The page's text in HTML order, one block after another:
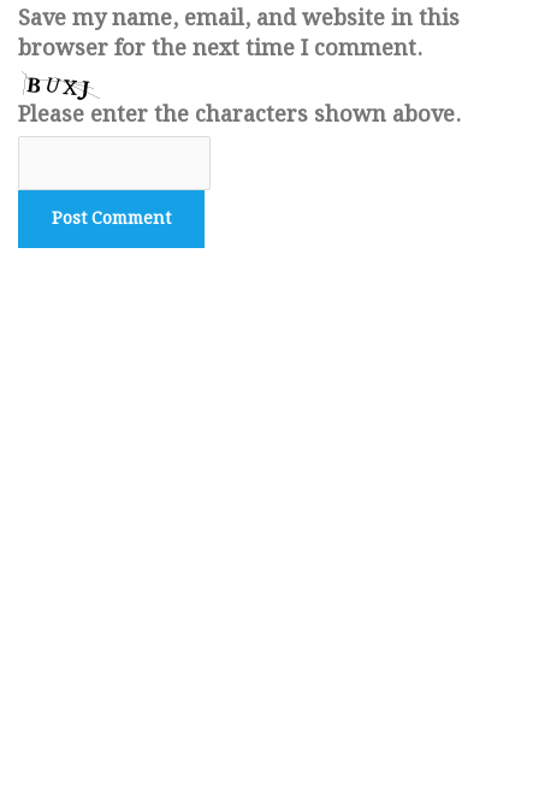
Save my name, email, and website in this
browser for the next time I comment.
Please enter the characters shown above.